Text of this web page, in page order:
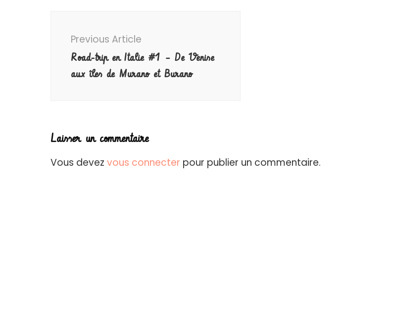
Navigation
Previous Article
Road-trip en Italie #1 – De Venise
aux îles de Murano et Burano
Laisser un commentaire
Vous devez vous connecter pour publier un commentaire.